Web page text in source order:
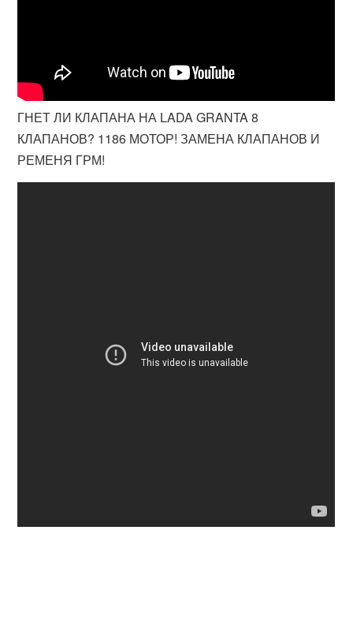
ГНЕТ ЛИ КЛАПАНА НА LADA GRANTA 8
КЛАПАНОВ? 1186 МОТОР! ЗАМЕНА КЛАПАНОВ И
РЕМЕНЯ ГРМ!